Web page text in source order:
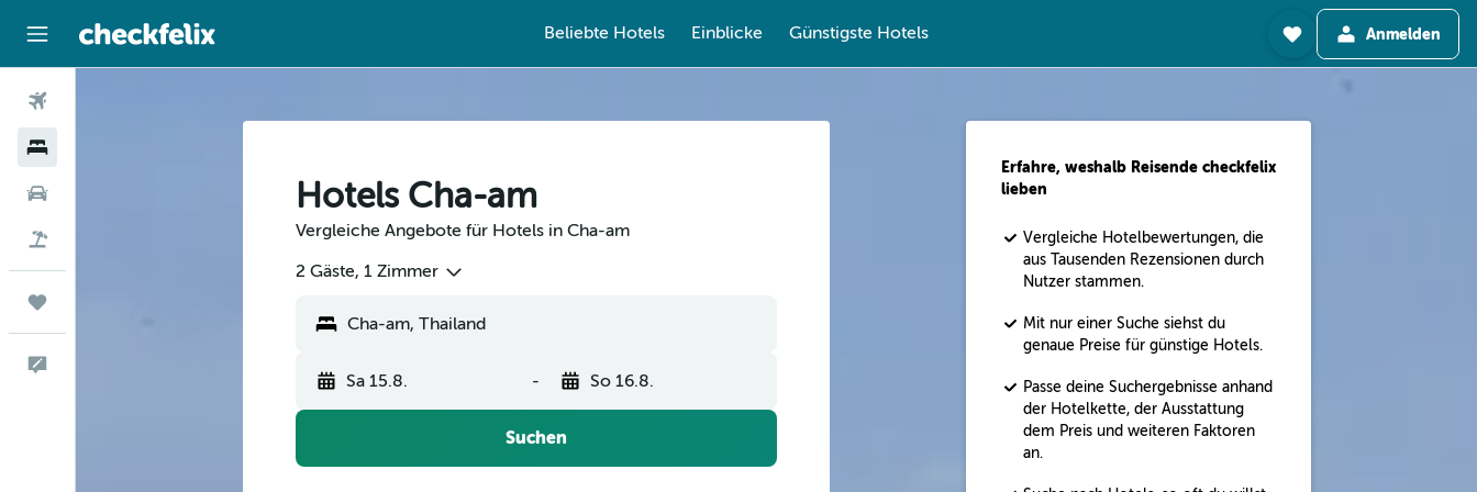
Beliebte Hotels Einblicke Günstigste Hotels Anmelden
Hotels Cha-am
Vergleiche Angebote für Hotels in Cha-am
2 Gäste, 1 Zimmer
Cha-am, Thailand
Sa 15.8. - So 16.8.
Suchen
Erfahre, weshalb Reisende checkfelix
lieben
Vergleiche Hotelbewertungen, die
aus Tausenden Rezensionen durch
Nutzer stammen.
Mit nur einer Suche siehst du
genaue Preise für günstige Hotels.
Passe deine Suchergebnisse anhand
der Hotelkette, der Ausstattung
dem Preis und weiteren Faktoren
an.